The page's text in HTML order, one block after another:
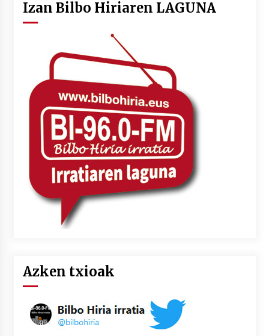
Izan Bilbo Hiriaren LAGUNA
Azken txioak